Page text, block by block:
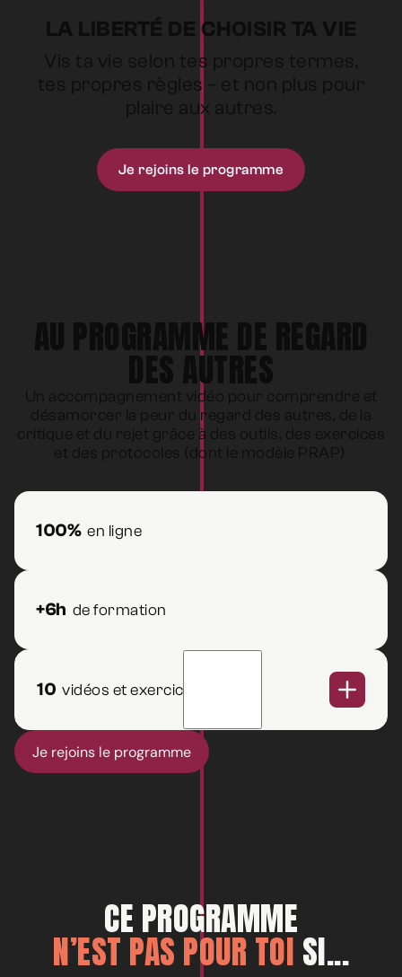
LA LIBERTÉ DE CHOISIR TA VIE
Vis ta vie selon tes propres termes,
tes propres règles – et non plus pour
plaire aux autres.
Je rejoins le programme
AU PROGRAMME DE REGARD
DES AUTRES
Un accompagnement vidéo pour comprendre et
désamorcer la peur du regard des autres, de la
critique et du rejet grâce à des outils, des exercices
et des protocoles (dont le modèle PRAP)
100% en ligne
+6h de formation
10 vidéos et exercices
Module 1 :
Module 4 :
Durée
Je rejoins le programme
CE PROGRAMME
N’EST PAS POUR TOI SI...